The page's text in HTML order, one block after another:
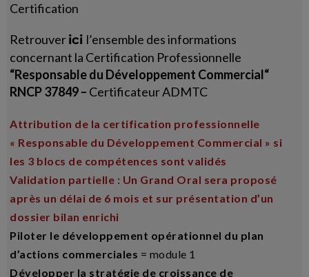
Certification
Retrouverici l’ensemble des informations
concernant la Certification Professionnelle
“Responsable du Développement Commercial“
RNCP 37849 – Certificateur ADMTC
Attribution de la certification professionnelle
« Responsable du Développement Commercial » si
les 3 blocs de compétences sont validés
Validation partielle : Un Grand Oral sera proposé
après un délai de 6 mois et sur présentation d’un
dossier bilan enrichi
Piloter le développement opérationnel du plan
d’actions commerciales = module 1
Développer la stratégie de croissance de